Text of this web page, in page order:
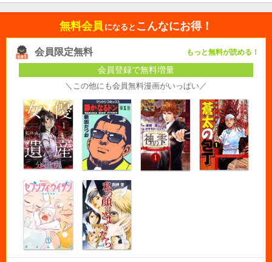
無料会員 になると こんなにお得！
会員限定無料 もっと無料が読める！
会員登録で無料増量
＼この他にも会員無料漫画がいっぱい／